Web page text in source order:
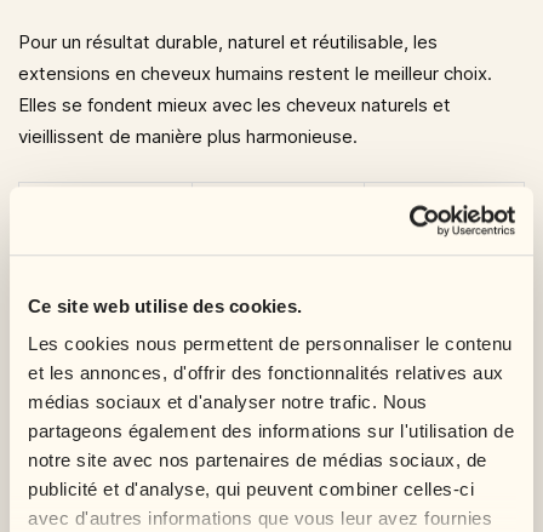
Ce site web utilise des cookies.
Les cookies nous permettent de personnaliser le contenu
et les annonces, d'offrir des fonctionnalités relatives aux
médias sociaux et d'analyser notre trafic. Nous
partageons également des informations sur l'utilisation de
notre site avec nos partenaires de médias sociaux, de
publicité et d'analyse, qui peuvent combiner celles-ci
avec d'autres informations que vous leur avez fournies
Pour un résultat durable, naturel et réutilisable, les
extensions en cheveux humains restent le meilleur choix.
Elles se fondent mieux avec les cheveux naturels et
vieillissent de manière plus harmonieuse.
À savoir
cheveux
humains
durabilité,
réutilisable
pose longue
durée
Dreadlocks
synthétiques
Prix plus
accessible,
solution
temporaire
Moins durable,
rendu parfois
moins naturel